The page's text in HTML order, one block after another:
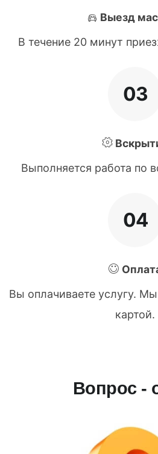
Выезд
В течение 20 минут
03
Выполняется работа по
04
Вы оплачиваете услугу.
картой.
Вопрос -